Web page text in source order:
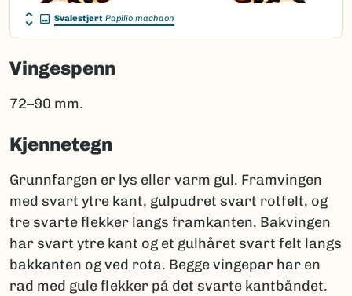
Svalestjert Papilio machaon
Vingespenn
72–90 mm.
Kjennetegn
Grunnfargen er lys eller varm gul. Framvingen
med svart ytre kant, gulpudret svart rotfelt, og
tre svarte flekker langs framkanten. Bakvingen
har svart ytre kant og et gulhåret svart felt langs
bakkanten og ved rota. Begge vingepar har en
rad med gule flekker på det svarte kantbåndet.